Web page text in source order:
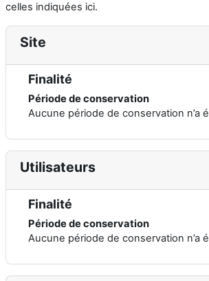
celles indiquées ici.
Site
Finalité
Période de conservation
Aucune période de conservation n’a
Utilisateurs
Finalité
Période de conservation
Aucune période de conservation n’a